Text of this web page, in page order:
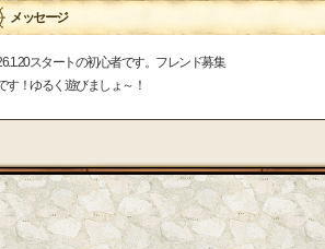
メッセージ
スタートの初心者です。フレンド募集
す！ゆるく遊びましょ～！